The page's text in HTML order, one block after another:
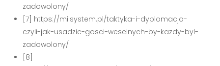
zadowolony/
[7] https://milsystem.pl/taktyka-i-dyplomacja-
czyli-jak-usadzic-gosci-weselnych-by-kazdy-byl-
zadowolony/
[8]